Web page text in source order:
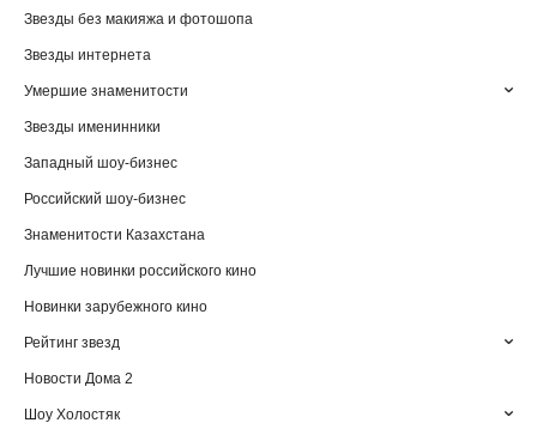
Звезды без макияжа и фотошопа
Звезды интернета
Умершие знаменитости
Звезды именинники
Западный шоу-бизнес
Российский шоу-бизнес
Знаменитости Казахстана
Лучшие новинки российского кино
Новинки зарубежного кино
Рейтинг звезд
Новости Дома 2
Шоу Холостяк